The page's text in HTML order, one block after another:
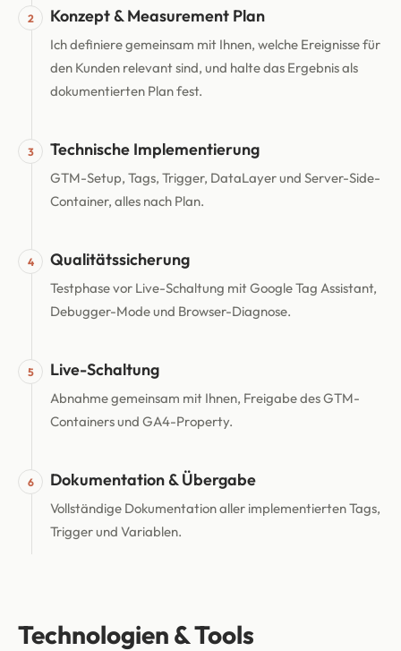
2 Konzept & Measurement Plan
Ich definiere gemeinsam mit Ihnen, welche Ereignisse für
den Kunden relevant sind, und halte das Ergebnis als
dokumentierten Plan fest.
3 Technische Implementierung
GTM-Setup, Tags, Trigger, DataLayer und Server-Side-
Container, alles nach Plan.
4 Qualitätssicherung
Testphase vor Live-Schaltung mit Google Tag Assistant,
Debugger-Mode und Browser-Diagnose.
5 Live-Schaltung
Abnahme gemeinsam mit Ihnen, Freigabe des GTM-
Containers und GA4-Property.
6 Dokumentation & Übergabe
Vollständige Dokumentation aller implementierten Tags,
Trigger und Variablen.
Technologien & Tools